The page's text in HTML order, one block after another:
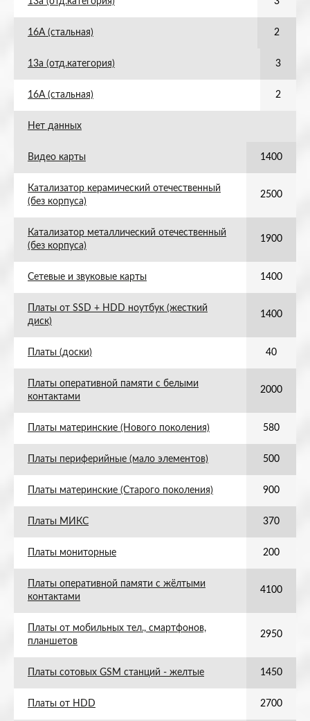
16А (стальная) 2
13а (отд.категория) 3
16А (стальная) 2
Нет данных
Видео карты 1400
Катализатор керамический отечественный
(без корпуса)
2500
Катализатор металлический отечественный
(без корпуса)
1900
Сетевые и звуковые карты 1400
Платы от SSD + HDD ноутбук (жесткий
диск)
1400
Платы (доски) 40
Платы оперативной памяти с белыми
контактами
2000
Платы материнские (Нового поколения) 580
Платы периферийные (мало элементов) 500
Платы материнские (Старого поколения) 900
Платы МИКС 370
Платы мониторные 200
Платы оперативной памяти с жёлтыми
контактами
4100
Платы от мобильных тел., смартфонов,
планшетов
2950
Платы сотовых GSM станций - желтые 1450
Платы от HDD 2700